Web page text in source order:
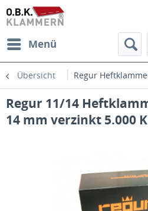
Menü
Übersicht Regur
Regur 11/14
14 mm verzinkt 5.000